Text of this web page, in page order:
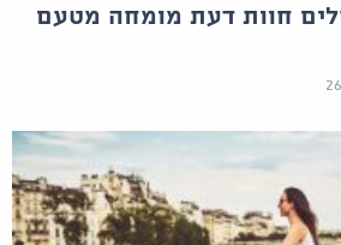
חוות דעת מומחה מטעם